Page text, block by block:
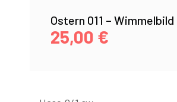
Ostern 011 – Wimmelbild
25,00 €